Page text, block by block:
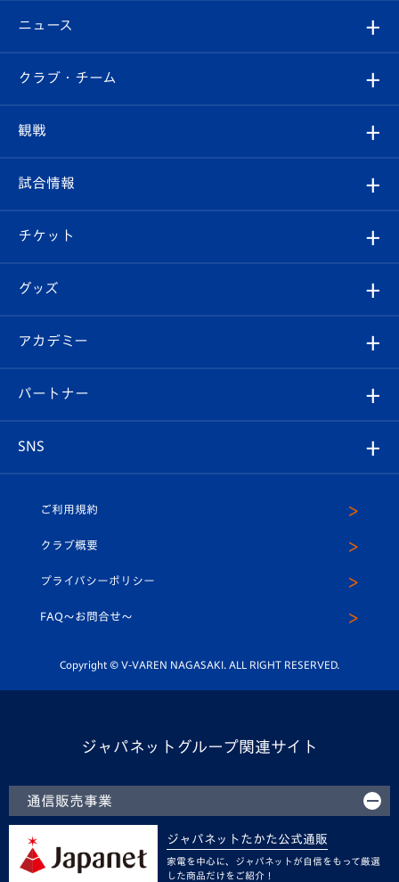
ニュース
すべて
クラブ
試合情報
チケット
イベント
メディア
ホームタウン
クラブ・チーム
クラブ概要
エンブレム紹介
スタッフプロフィール
マスコット紹介
平和祈念活動
ホームタウン活動
観戦
観戦ルール
はじめての観戦ガイド
Revive Team
ヴィヴィくんの長崎おもてなしガイド
試合情報
試合日程/結果
フォトギャラリー
スタジアムグルメ
チケット
チケット
V-LOVERS（ファンクラブ）
プレイヤーズスイート
グッズ
オンラインショップ
店舗情報
アカデミー
育成からのお知らせ
U-18
スクール
パートナー
SNS
ヴィヴィくんインスタグラム
公式LINE＠
ご利用規約
クラブ概要
プライバシーポリシー
FAQ〜お問合せ〜
Copyright © V-VAREN NAGASAKI. ALL RIGHT RESERVED.
ジャパネットグループ関連サイト
通信販売事業
ジャパネットたかた公式通販
家電を中心に、ジャパネットが自信をもって厳選
した商品だけをご紹介！